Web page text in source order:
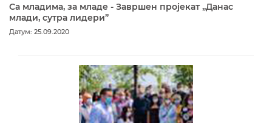
Са младима, за младе - Завршен пројекат „Данас
млади, сутра лидери”
Датум: 25.09.2020